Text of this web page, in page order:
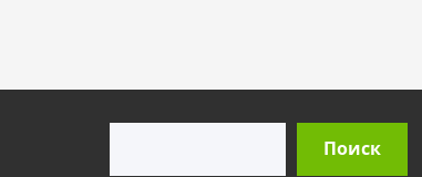
Поиск